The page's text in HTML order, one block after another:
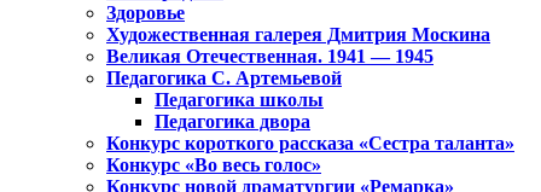
Здоровье
Художественная галерея Дмитрия Москина
Великая Отечественная. 1941 — 1945
Педагогика С. Артемьевой
Педагогика школы
Педагогика двора
Конкурс короткого рассказа «Сестра таланта»
Конкурс «Во весь голос»
Конкурс новой драматургии «Ремарка»